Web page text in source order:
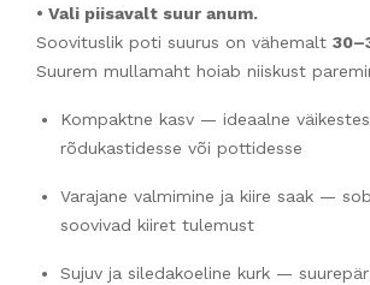
• Vali piisavalt suur anum.
Soovituslik poti suurus on vähemalt
Suurem mullamaht hoiab niiskust
Kompaktne kasv — ideaalne
rõdukastidesse või pottidesse
Varajane valmimine ja kiire saak —
soovivad kiiret tulemust
Sujuv ja siledakoeline kurk —